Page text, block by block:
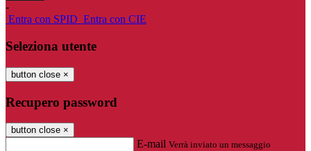
-
Entra con SPID Entra con CIE
Seleziona utente
button close ×
Recupero password
button close ×
E-mail Verrà inviato un messaggio